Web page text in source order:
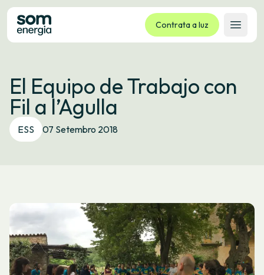
Contrata a luz
Abrir
Tarifas
Servizos
Empresas
La cooperativa
Idioma: ES GL EU
El Equipo de Trabajo con
Fil a l’Agulla
ESS 07 Setembro 2018